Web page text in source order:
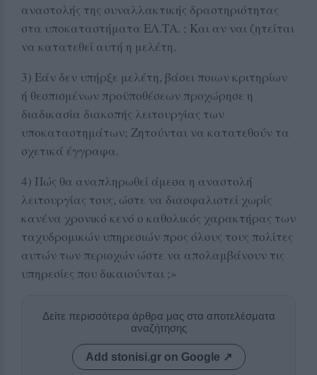
αναστολής της συναλλακτικής δραστηριότητας
στα υποκαταστήματα ΕΛ.ΤΑ. ; Και αν ναι ζητείται
να κατατεθεί αυτή η μελέτη.
3) Εάν δεν υπήρξε μελέτη, βάσει ποιων κριτηρίων
ή θεσπισμένων προϋποθέσεων προχώρησε η
διαδικασία διακοπής λειτουργίας των
υποκαταστημάτων; Ζητούνται να κατατεθούν τα
σχετικά έγγραφα.
4) Πώς θα αναπληρωθεί άμεσα η αναστολή
λειτουργίας τους, ώστε να διασφαλιστεί χωρίς
κανένα χρονικό κενό ο καθολικός χαρακτήρας των
ταχυδρομικών υπηρεσιών προς όλους τους πολίτες
αυτών των περιοχών ώστε να απολαμβάνουν τις
υπηρεσίες που δικαιούνται ;»
Δείτε περισσότερα άρθρα μας στα αποτελέσματα
αναζήτησης
Add stonisi.gr on Google ↗